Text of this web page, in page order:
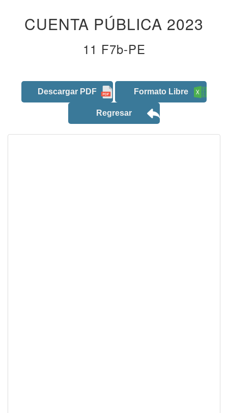
CUENTA PÚBLICA 2023
11 F7b-PE